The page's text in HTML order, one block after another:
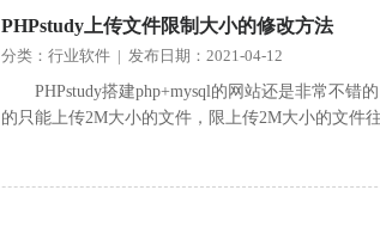
PHPstudy上传文件限制大小的修改方法
分类：行业软件 | 发布日期：2021-04-12
PHPstudy搭建php+mysql的网站还是非常不错
的只能上传2M大小的文件，限上传2M大小的文件